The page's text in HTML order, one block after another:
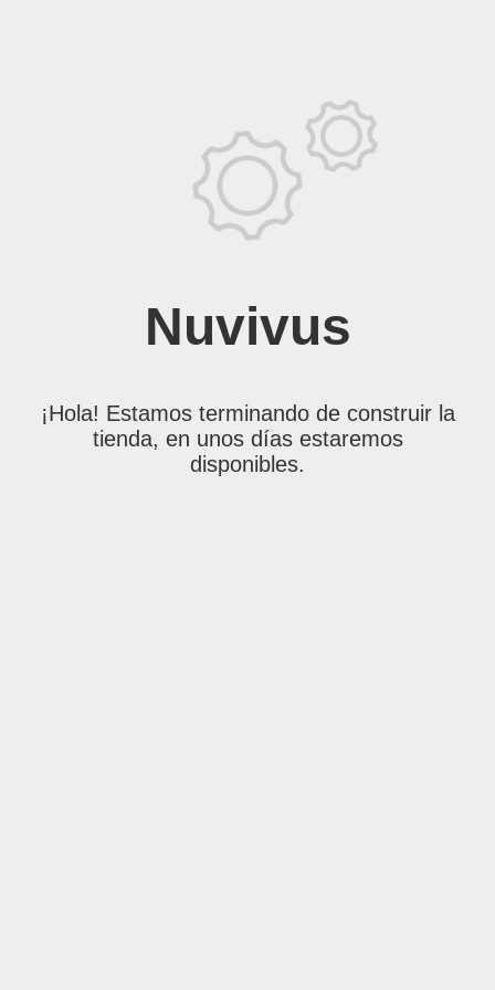
Nuvivus
¡Hola! Estamos terminando de construir la
tienda, en unos días estaremos
disponibles.